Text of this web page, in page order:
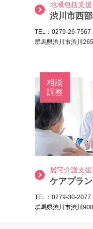
地域包括支
渋川市西
TEL：0279-26-7567
群馬県渋川市渋川
相談
調整
居宅介護支
ケアプラ
TEL：0279-30-2077
群馬県渋川市渋川